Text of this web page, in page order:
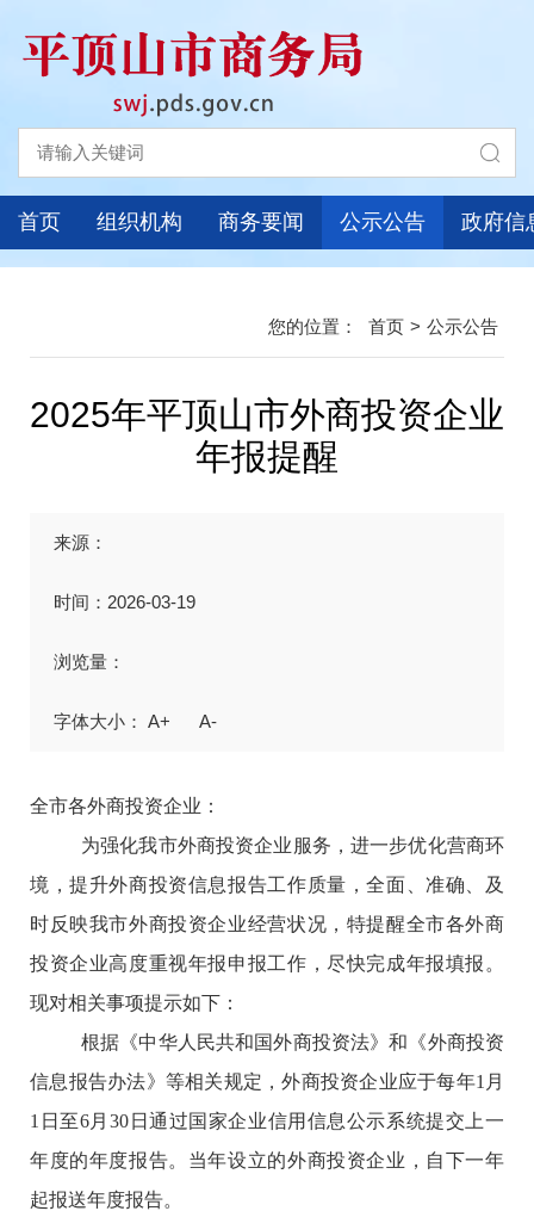
首页 组织机构 商务要闻 公示公告 政府信
首页 > 公示公告
2025年平顶山市外商投资企业
年报提醒
来源：
时间：2026-03-19
浏览量：
A+ A-
全市各外商投资企业：
为强化我市外商投资企业服务，进一步优化营商环
境，提升外商投资信息报告工作质量，全面、准确、及
时反映我市外商投资企业经营状况，特提醒全市各外商
投资企业高度重视年报申报工作，尽快完成年报填报。
现对相关事项提示如下：
根据《中华人民共和国外商投资法》和《外商投资
信息报告办法》等相关规定，外商投资企业应于每年1月
1日至6月30日通过国家企业信用信息公示系统提交上一
年度的年度报告。当年设立的外商投资企业，自下一年
起报送年度报告。